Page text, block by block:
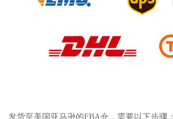
发货至美国亚马逊的FBA仓，需要以下步骤：